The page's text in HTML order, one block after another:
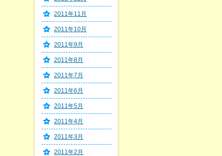
2011年11月
2011年10月
2011年9月
2011年8月
2011年7月
2011年6月
2011年5月
2011年4月
2011年3月
2011年2月